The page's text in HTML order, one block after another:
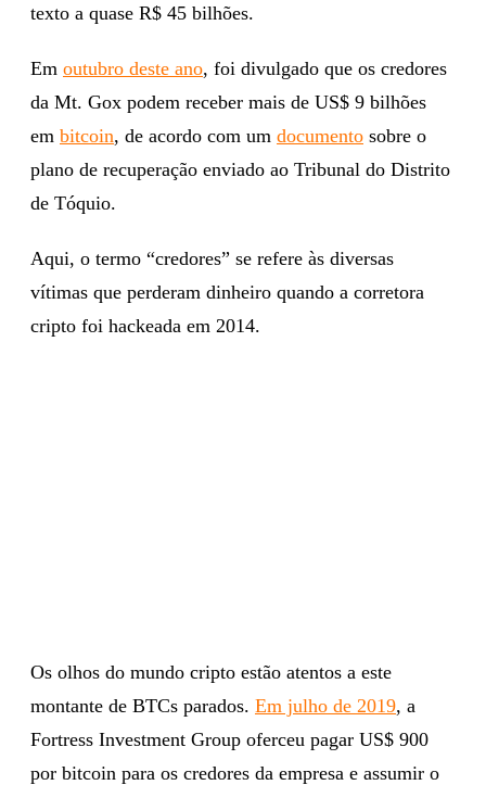
texto a quase R$ 45 bilhões.
Em outubro deste ano, foi divulgado que os credores
da Mt. Gox podem receber mais de US$ 9 bilhões
em bitcoin, de acordo com um documento sobre o
plano de recuperação enviado ao Tribunal do Distrito
de Tóquio.
Aqui, o termo “credores” se refere às diversas
vítimas que perderam dinheiro quando a corretora
cripto foi hackeada em 2014.
Os olhos do mundo cripto estão atentos a este
montante de BTCs parados. Em julho de 2019, a
Fortress Investment Group oferceu pagar US$ 900
por bitcoin para os credores da empresa e assumir o